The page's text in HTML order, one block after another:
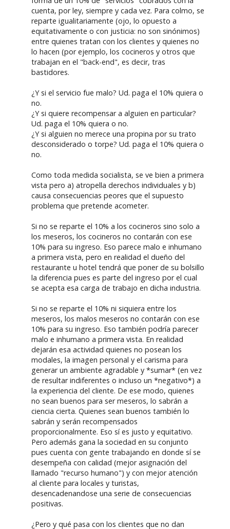
cuenta, por ley, siempre y cada vez. Para colmo, se
reparte igualitariamente (ojo, lo opuesto a
equitativamente o con justicia: no son sinónimos)
entre quienes tratan con los clientes y quienes no
lo hacen (por ejemplo, los cocineros y otros que
trabajan en el "back-end", es decir, tras
bastidores.
¿Y si el servicio fue malo? Ud. paga el 10% quiera o
no.
¿Y si quiere recompensar a alguien en particular?
Ud. paga el 10% quiera o no.
¿Y si alguien no merece una propina por su trato
desconsiderado o torpe? Ud. paga el 10% quiera o
no.
Como toda medida socialista, se ve bien a primera
vista pero a) atropella derechos individuales y b)
causa consecuencias peores que el supuesto
problema que pretende acometer.
Si no se reparte el 10% a los cocineros sino solo a
los meseros, los cocineros no contarán con ese
10% para su ingreso. Eso parece malo e inhumano
a primera vista, pero en realidad el dueño del
restaurante u hotel tendrá que poner de su bolsillo
la diferencia pues es parte del ingreso por el cual
se acepta esa carga de trabajo en dicha industria.
Si no se reparte el 10% ni siquiera entre los
meseros, los malos meseros no contarán con ese
10% para su ingreso. Eso también podría parecer
malo e inhumano a primera vista. En realidad
dejarán esa actividad quienes no posean los
modales, la imagen personal y el carisma para
generar un ambiente agradable y *sumar* (en vez
de resultar indiferentes o incluso un *negativo*) a
la experiencia del cliente. De ese modo, quienes
no sean buenos para ser meseros, lo sabrán a
ciencia cierta. Quienes sean buenos también lo
sabrán y serán recompensados
proporcionalmente. Eso sí es justo y equitativo.
Pero además gana la sociedad en su conjunto
pues cuenta con gente trabajando en donde sí se
desempeña con calidad (mejor asignación del
llamado "recurso humano") y con mejor atención
al cliente para locales y turistas,
desencadenandose una serie de consecuencias
positivas.
¿Pero y qué pasa con los clientes que no dan